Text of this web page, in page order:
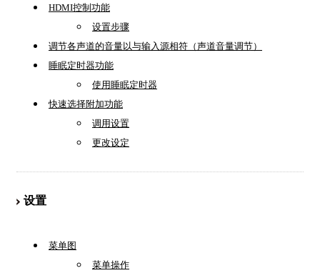
HDMI控制功能
设置步骤
调节各声道的音量以与输入源相符（声道音量调节）
睡眠定时器功能
使用睡眠定时器
快速选择附加功能
调用设置
更改设定
设置
菜单图
菜单操作